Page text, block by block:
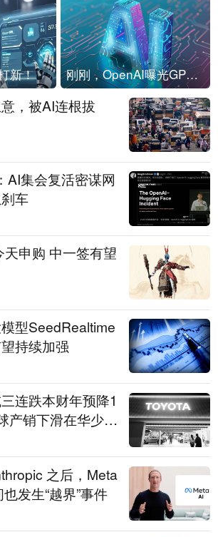
新！ 刚刚，OpenAI曝光GPT-6！传10万亿参数，8月强行发布
，被AI连根拔
AI集会复活密谋网
车
申购 中一签有望
型SeedRealtime
持续加强
连跌本财年预降1
产销下滑在华少卖
之后，Meta
发生“越界”事件